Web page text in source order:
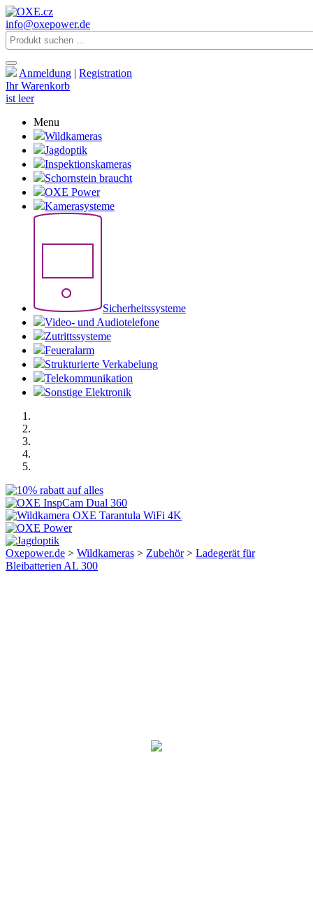
info@oxepower.de
Anmeldung | Registration
Ihr Warenkorb
ist leer
Menu
Wildkameras
Jagdoptik
Inspektionskameras
Schornstein braucht
OXE Power
Kamerasysteme
Sicherheitssysteme
Video- und Audiotelefone
Zutrittssysteme
Feueralarm
Strukturierte Verkabelung
Telekommunikation
Sonstige Elektronik
Oxepower.de > Wildkameras > Zubehör> Ladegerät für
Bleibatterien AL 300